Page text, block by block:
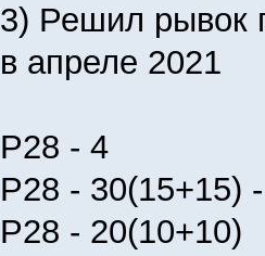
3) Решил рывок
в апреле 2021
Р28 - 4
Р28 - 30(15+15)
Р28 - 20(10+10)